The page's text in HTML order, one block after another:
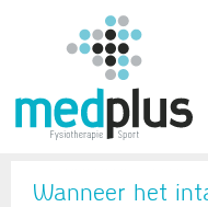
Wanneer het